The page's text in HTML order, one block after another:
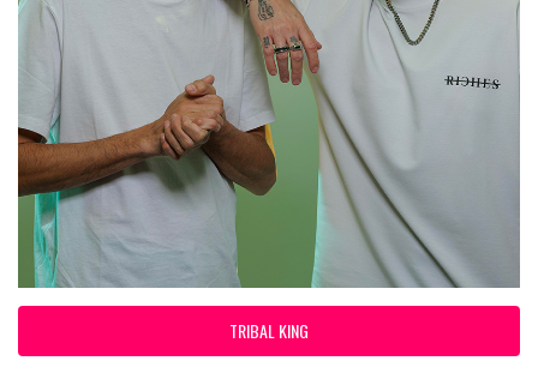
TRIBAL KING